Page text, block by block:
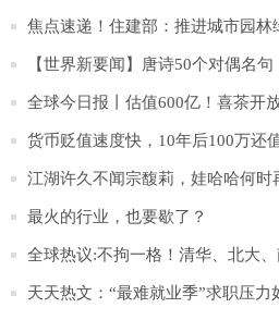
焦点速递！住建部：推进城市园林
【世界新要闻】唐诗50个对偶名句
全球今日报丨估值600亿！喜茶开
货币贬值速度快，10年后100万还
案来了
江湖许久不闻宗馥莉，娃哈哈何时
最火的行业，也要歇了？
全球热议:不拘一格！清华、北大
学人才
天天热文：“最难就业季”求职压